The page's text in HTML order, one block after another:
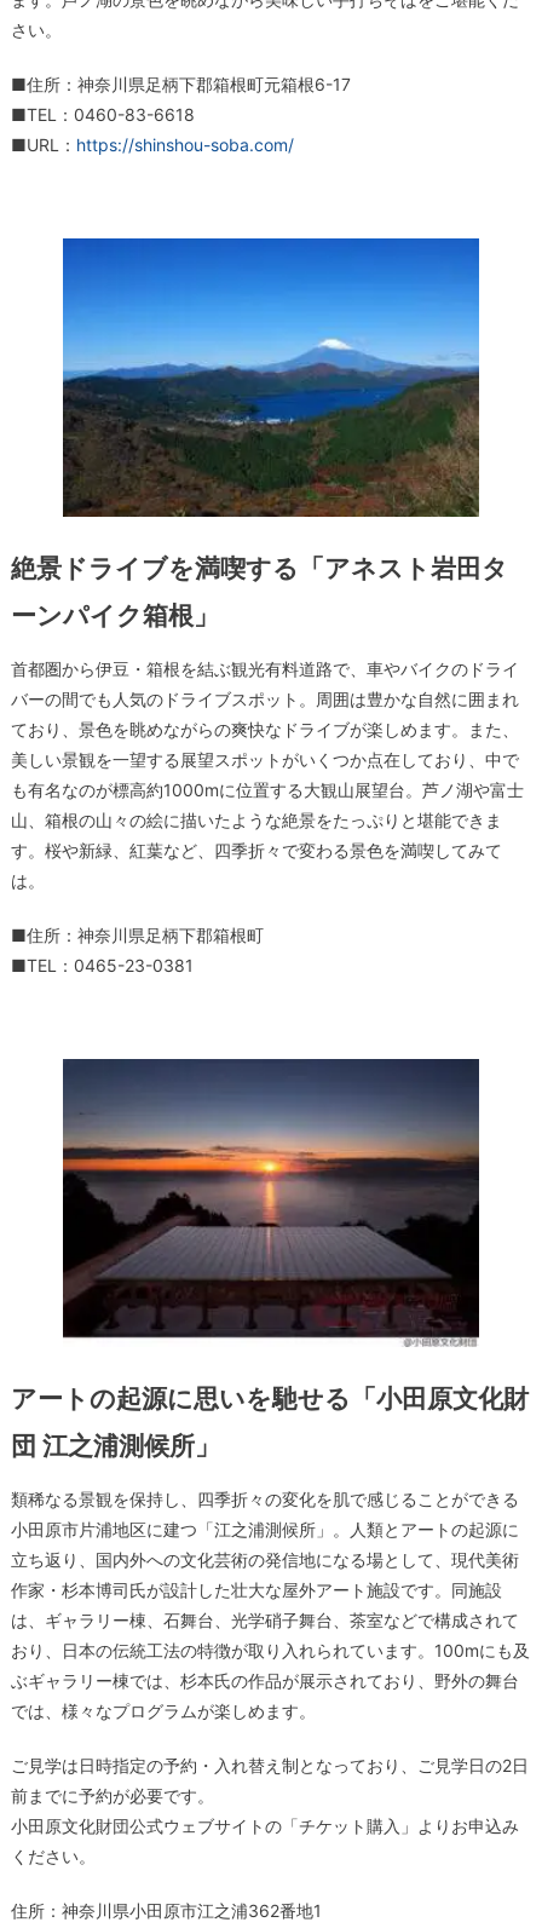
さい。
■住所：神奈川県足柄下郡箱根町元箱根6-17
■TEL：0460-83-6618
■URL： https://shinshou-soba.com/
絶景ドライブを満喫する「アネスト岩田タ
ーンパイク箱根」
首都圏から伊豆・箱根を結ぶ観光有料道路で、車やバイクのドライ
バーの間でも人気のドライブスポット。周囲は豊かな自然に囲まれ
ており、景色を眺めながらの爽快なドライブが楽しめます。また、
美しい景観を一望する展望スポットがいくつか点在しており、中で
も有名なのが標高約1000mに位置する大観山展望台。芦ノ湖や富士
山、箱根の山々の絵に描いたような絶景をたっぷりと堪能できま
す。桜や新緑、紅葉など、四季折々で変わる景色を満喫してみて
は。
■住所：神奈川県足柄下郡箱根町
■TEL：0465-23-0381
アートの起源に思いを馳せる「小田原文化財
団 江之浦測候所」
類稀なる景観を保持し、四季折々の変化を肌で感じることができる
小田原市片浦地区に建つ「江之浦測候所」。人類とアートの起源に
立ち返り、国内外への文化芸術の発信地になる場として、現代美術
作家・杉本博司氏が設計した壮大な屋外アート施設です。同施設
は、ギャラリー棟、石舞台、光学硝子舞台、茶室などで構成されて
おり、日本の伝統工法の特徴が取り入れられています。100mにも及
ぶギャラリー棟では、杉本氏の作品が展示されており、野外の舞台
では、様々なプログラムが楽しめます。
ご見学は日時指定の予約・入れ替え制となっており、ご見学日の2日
前までに予約が必要です。
小田原文化財団公式ウェブサイトの「チケット購入」よりお申込み
ください。
住所：神奈川県小田原市江之浦362番地1